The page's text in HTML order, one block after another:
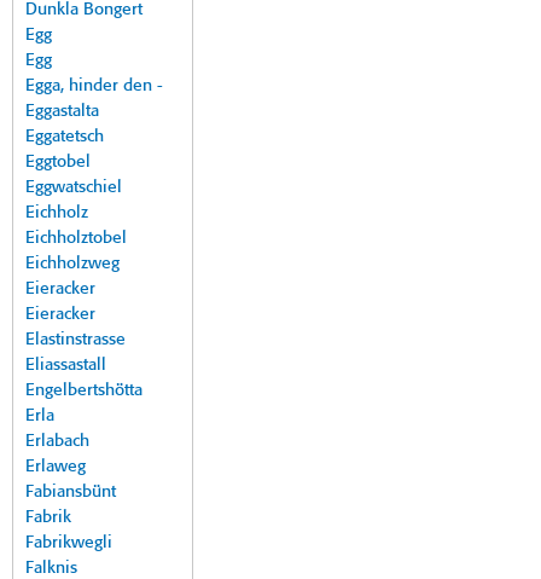
Dunkla Bongert
Egg
Egg
Egga, hinder den -
Eggastalta
Eggatetsch
Eggtobel
Eggwatschiel
Eichholz
Eichholztobel
Eichholzweg
Eieracker
Eieracker
Elastinstrasse
Eliassastall
Engelbertshötta
Erla
Erlabach
Erlaweg
Fabiansbünt
Fabrik
Fabrikwegli
Falknis